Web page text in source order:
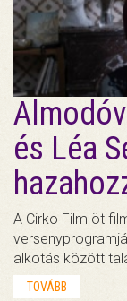
és Léa
A Cirko Film öt
alkotás között
TOVÁBB